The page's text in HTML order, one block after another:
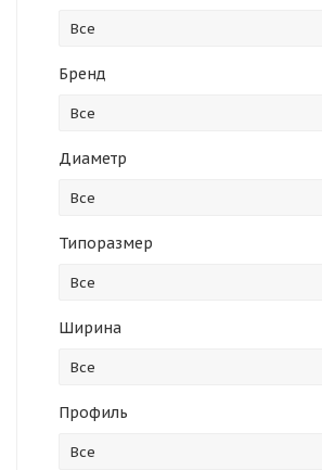
Все
Бренд
Все
Диаметр
Все
Типоразмер
Все
Ширина
Все
Профиль
Все